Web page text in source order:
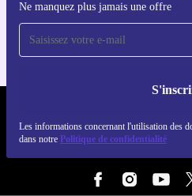
Ne manquez plus jamais une offre
Les informations concernant l'utilisation des
dans notre Politique de confidentialité
Pour iOS et Android